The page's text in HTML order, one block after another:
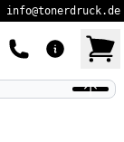
info@tonerdruck.de